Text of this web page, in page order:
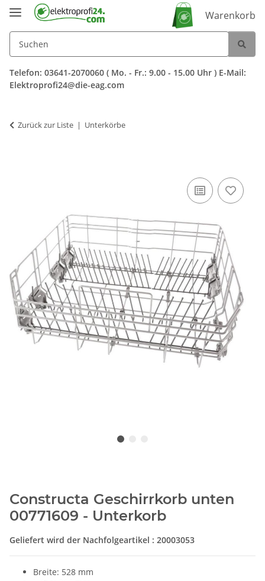
Warenkorb
Telefon: 03641-2070060 ( Mo. - Fr.: 9.00 - 15.00 Uhr ) E-Mail:
Elektroprofi24@die-eag.com
Zurück zur Liste Unterkörbe
Constructa Geschirrkorb unten
00771609 - Unterkorb
Geliefert wird der Nachfolgeartikel : 20003053
Breite: 528 mm